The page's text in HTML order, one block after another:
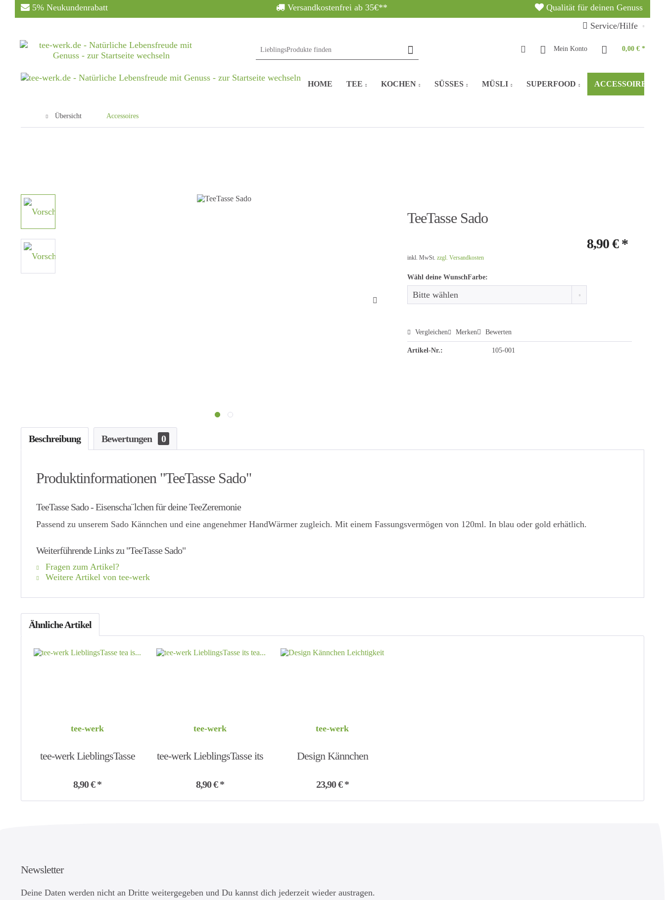
5% Neukundenrabatt Versandkostenfrei ab 35€**
Qualität für deinen Genuss
Service/Hilfe
Mein Konto 0,00 € *
HOME TEE KOCHEN SÜSSES MÜSLI SUPERFOOD ACCESSOIRES
Übersicht Accessoires
TeeTasse Sado
8,90 € *
inkl. MwSt.zzgl. Versandkosten
Wähl deine WunschFarbe:
Vergleichen Merken Bewerten
Artikel-Nr.: 105-001
Beschreibung Bewertungen 0
Produktinformationen "TeeTasse Sado"
TeeTasse Sado - Eisenscha¨lchen für deine TeeZeremonie
Passend zu unserem Sado Kännchen und eine angenehmer HandWärmer zugleich. Mit einem Fassungsvermögen von 120ml. In blau oder gold erhätlich.
Weiterführende Links zu "TeeTasse Sado"
Fragen zum Artikel?
Weitere Artikel von tee-werk
Ähnliche Artikel
tee-werk
tee-werk LieblingsTasse
tea is...
8,90 € *
tee-werk
tee-werk LieblingsTasse its
tea...
8,90 € *
tee-werk
Design Kännchen
Leichtigkeit
23,90 € *
Newsletter
Deine Daten werden nicht an Dritte weitergegeben und Du kannst dich jederzeit wieder austragen.